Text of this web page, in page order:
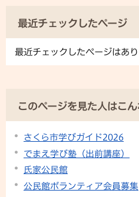
最近チェックしたページ
最近チェックしたページはあり
このページを見た人はこ
さくら市学びガイド2026
でまえ学び塾（出前講座）
氏家公民館
公民館ボランティア会員募集